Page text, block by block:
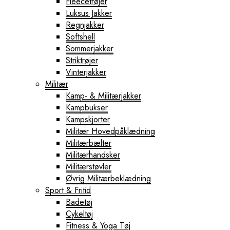
Luksus Jakker
Regnjakker
Softshell
Sommerjakker
Striktrøjer
Vinterjakker
Militær
Kamp- & Militærjakker
Kampbukser
Kampskjorter
Militær Hovedpåklædning
Militærbælter
Militærhandsker
Militærstøvler
Øvrig Militærbeklædning
Sport & Fritid
Badetøj
Cykeltøj
Fitness & Yoga Tøj